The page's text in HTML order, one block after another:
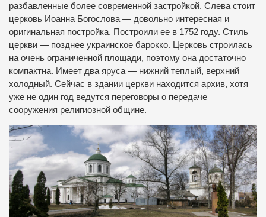
разбавленные более современной застройкой. Слева стоит
церковь Иоанна Богослова — довольно интересная и
оригинальная постройка. Построили ее в 1752 году. Стиль
церкви — позднее украинское барокко. Церковь строилась
на очень ограниченной площади, поэтому она достаточно
компактна. Имеет два яруса — нижний теплый, верхний
холодный. Сейчас в здании церкви находится архив, хотя
уже не один год ведутся переговоры о передаче
сооружения религиозной общине.